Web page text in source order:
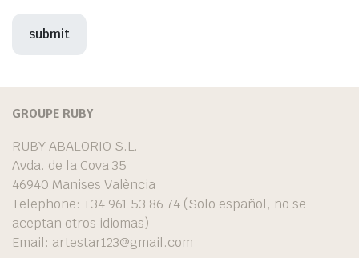
GROUPE RUBY
RUBY ABALORIO S.L.
Avda. de la Cova 35
46940 Manises València
Telephone: +34 961 53 86 74 (Solo español, no se
aceptan otros idiomas)
Email: artestar123@gmail.com